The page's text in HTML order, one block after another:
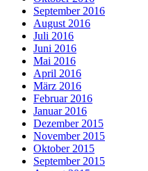
September 2016
August 2016
Juli 2016
Juni 2016
Mai 2016
April 2016
März 2016
Februar 2016
Januar 2016
Dezember 2015
November 2015
Oktober 2015
September 2015